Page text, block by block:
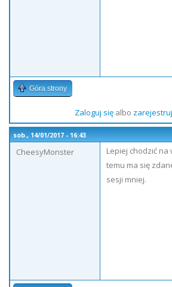
Góra strony
Zaloguj sięalbo zarejestruj
sob., 14/01/2017 - 16:43
CheesyMonster
Lepiej chodzić na
temu ma się
sesji mniej.